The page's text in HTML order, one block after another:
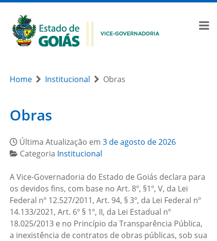
Home Institucional Obras
Obras
Última Atualização em 3 de agosto de 2026
Categoria Institucional
A Vice-Governadoria do Estado de Goiás declara para
os devidos fins, com base no Art. 8º, §1º, V, da Lei
Federal nº 12.527/2011, Art. 94, § 3º, da Lei Federal nº
14.133/2021, Art. 6º § 1º, II, da Lei Estadual nº
18.025/2013 e no Princípio da Transparência Pública,
a inexistência de contratos de obras públicas, sob sua